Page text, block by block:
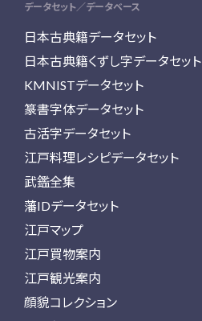
データセット／データベース
日本古典籍データセット
日本古典籍くずし字データセット
KMNISTデータセット
篆書字体データセット
古活字データセット
江戸料理レシピデータセット
武鑑全集
藩IDデータセット
江戸マップ
江戸買物案内
江戸観光案内
顔貌コレクション